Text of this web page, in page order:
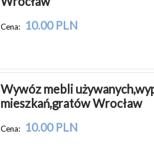
Cena: 10.00 PLN
Wywóz mebli
mieszkań,gratów Wrocław
Cena: 10.00 PLN